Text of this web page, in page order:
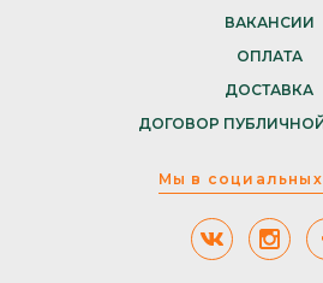
ВАКАНСИИ
ОПЛАТА
ДОСТАВКА
ДОГОВОР
Мы в социальных